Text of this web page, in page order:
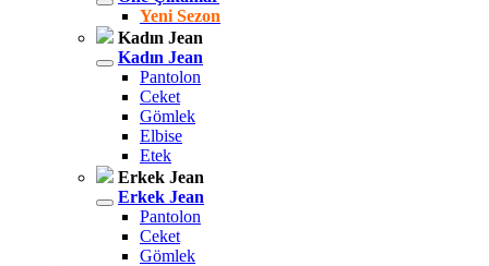
Yeni Sezon
Kadın Jean
Kadın Jean
Pantolon
Ceket
Gömlek
Elbise
Etek
Erkek Jean
Erkek Jean
Pantolon
Ceket
Gömlek